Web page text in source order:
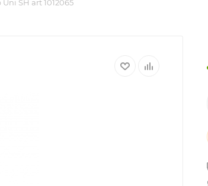
SH art 1012065